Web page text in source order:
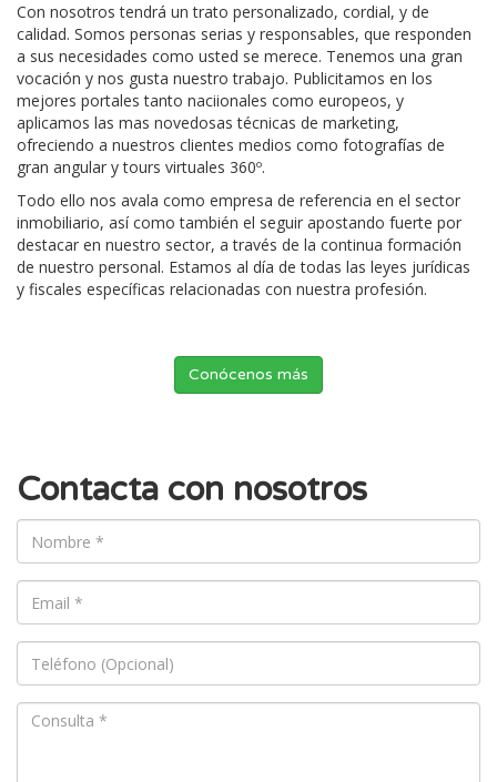
Con nosotros tendrá un trato personalizado, cordial, y de
calidad. Somos personas serias y responsables, que responden
a sus necesidades como usted se merece. Tenemos una gran
vocación y nos gusta nuestro trabajo. Publicitamos en los
mejores portales tanto naciionales como europeos, y
aplicamos las mas novedosas técnicas de marketing,
ofreciendo a nuestros clientes medios como fotografías de
gran angular y tours virtuales 360º.
Todo ello nos avala como empresa de referencia en el sector
inmobiliario, así como también el seguir apostando fuerte por
destacar en nuestro sector, a través de la continua formación
de nuestro personal. Estamos al día de todas las leyes jurídicas
y fiscales específicas relacionadas con nuestra profesión.
Conócenos más
Contacta con nosotros